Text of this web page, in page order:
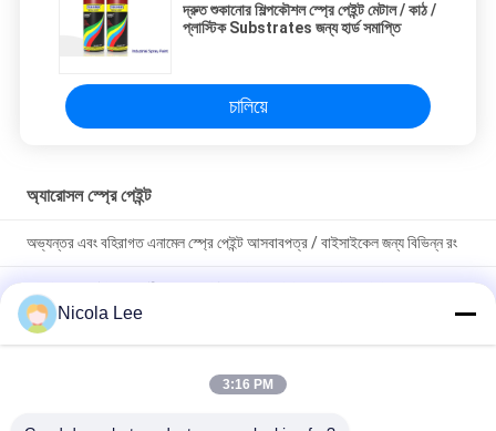
দ্রুত শুকানোর শিল্পকৌশল স্প্রে পেইন্ট মেটাল / কাঠ /
প্লাস্টিক Substrates জন্য হার্ড সমাপ্তি
চালিয়ে
অ্যারোসল স্প্রে পেইন্ট
অভ্যন্তর এবং বহিরাগত এনামেল স্প্রে পেইন্ট আসবাবপত্র / বাইসাইকেল জন্য বিভিন্ন রং
মেটাল প্রসাধন জন্য বিভিন্ন শুষ্ক রংয়ের দ্রুত শুকানোর মেটাল স্প্রে পেইন্ট
Nicola Lee
3:16 PM